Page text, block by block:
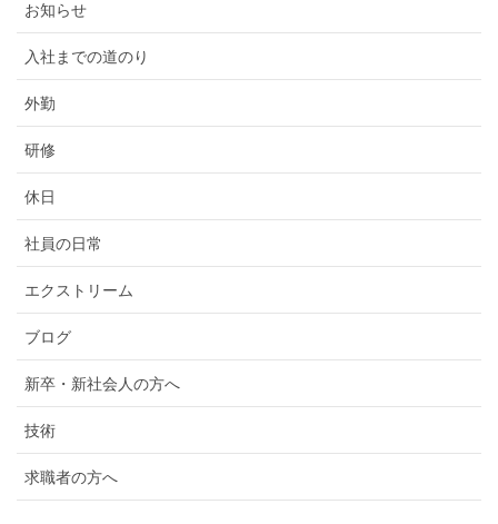
お知らせ
入社までの道のり
外勤
研修
休日
社員の日常
エクストリーム
ブログ
新卒・新社会人の方へ
技術
求職者の方へ